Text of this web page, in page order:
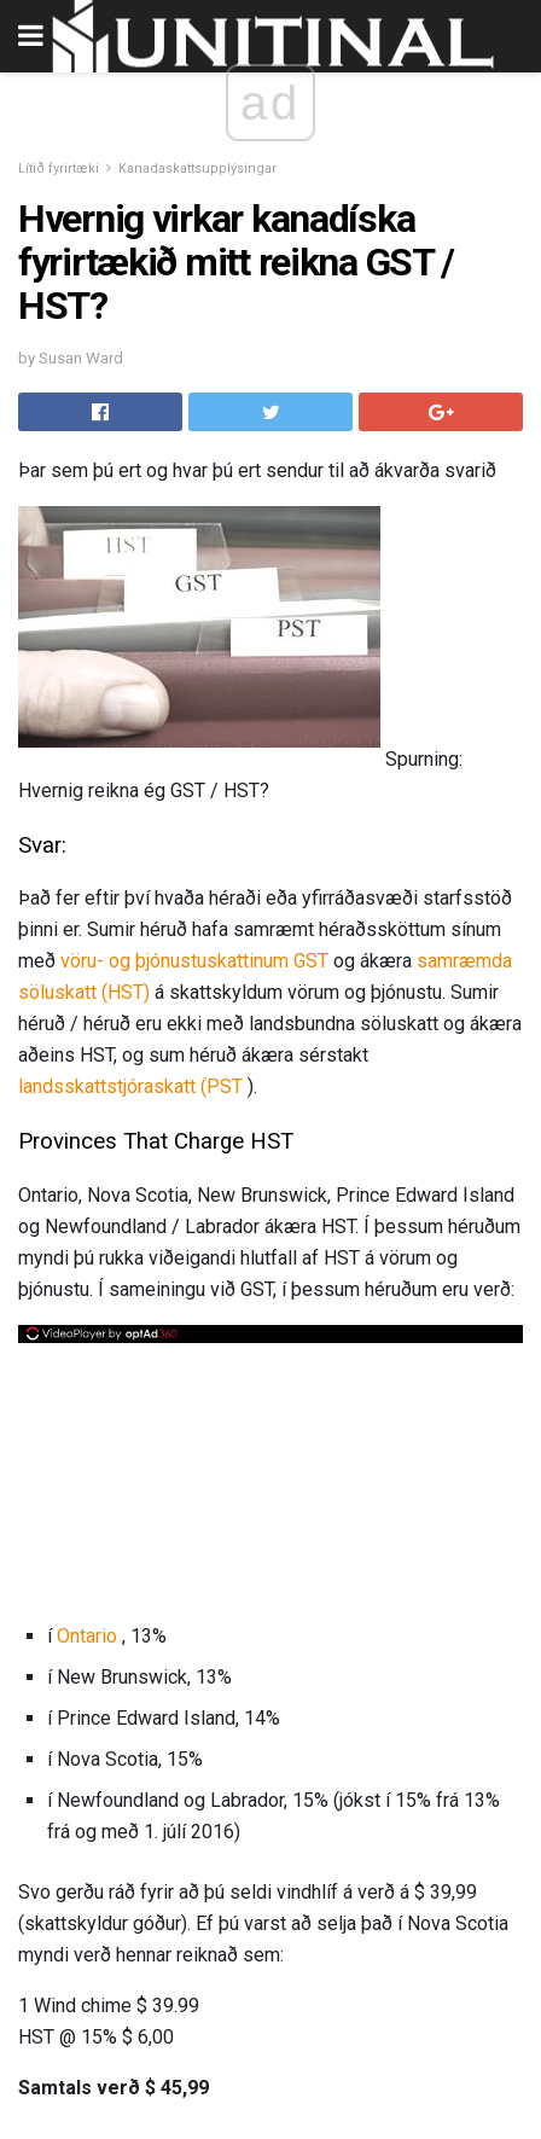
ad
Lítið fyrirtæki Kanadaskattsupplýsingar
Hvernig virkar kanadíska
fyrirtækið mitt reikna GST /
HST?
by Susan Ward
Þar sem þú ert og hvar þú ert sendur til að ákvarða svarið
Spurning:
Hvernig reikna ég GST / HST?
Svar:
Það fer eftir því hvaða héraði eða yfirráðasvæði starfsstöð
þinni er. Sumir héruð hafa samræmt héraðssköttum sínum
með vöru- og þjónustuskattinum GST og ákæra samræmda
söluskatt (HST) á skattskyldum vörum og þjónustu. Sumir
héruð / héruð eru ekki með landsbundna söluskatt og ákæra
aðeins HST, og sum héruð ákæra sérstakt
landsskattstjóraskatt (PST ).
Provinces That Charge HST
Ontario, Nova Scotia, New Brunswick, Prince Edward Island
og Newfoundland / Labrador ákæra HST. Í þessum héruðum
myndi þú rukka viðeigandi hlutfall af HST á vörum og
þjónustu. Í sameiningu við GST, í þessum héruðum eru verð:
íOntario , 13%
í New Brunswick, 13%
í Prince Edward Island, 14%
í Nova Scotia, 15%
í Newfoundland og Labrador, 15% (jókst í 15% frá 13%
frá og með 1. júlí 2016)
Svo gerðu ráð fyrir að þú seldi vindhlíf á verð á $ 39,99
(skattskyldur góður). Ef þú varst að selja það í Nova Scotia
myndi verð hennar reiknað sem:
1 Wind chime $ 39.99
HST @ 15% $ 6,00
Samtals verð $ 45,99